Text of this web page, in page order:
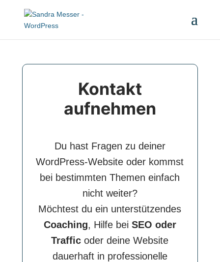
Kontakt
aufnehmen
Du hast Fragen zu deiner
WordPress-Website oder kommst
bei bestimmten Themen einfach
nicht weiter?
Möchtest du ein unterstützendes
Coaching, Hilfe bei SEO oder
Traffic oder deine Website
dauerhaft in professionelle